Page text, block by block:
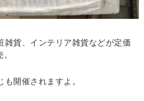
雑貨、インテリア雑貨などが定価
開催されますよ。